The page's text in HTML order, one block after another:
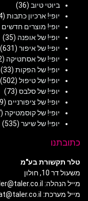
ביוטי טיוב (36)
יופי! ארכיון כתבות (954)
יופי! מוצרים חדשים
יופי! של אופנה (35)
יופי! של איפור (631)
יופי! של אסתטיקה (502)
יופי! של הפקות (33)
יופי! של טיפול (502)
יופי! של סלבס (73)
יופי! של ציפורניים (259)
יופי! של קוסמטיקה (547)
יופי! של שיער (535)
כתובתנו
טלר תקשורת בע"מ
משעול דר 10, חולון
מייל הנהלה: taler@taler.co.il
מייל מערכת: anat@taler.co.il